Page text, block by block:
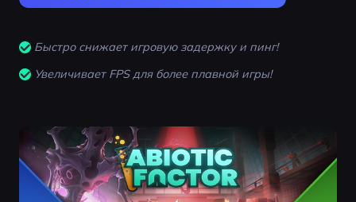
Быстро снижает игровую задержку и пинг!
Увеличивает FPS для более плавной игры!